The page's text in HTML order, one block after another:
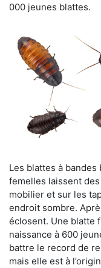
000 jeunes blattes.
Les blattes à
femelles laissent
mobilier et sur les
endroit sombre.
éclosent. Une blatte
naissance à 600
battre le record de
mais elle est à